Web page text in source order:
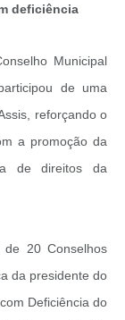
deficiência
Municipal
de uma
reforçando o
a promoção da
de direitos da
20 Conselhos
da presidente do
Deficiência do